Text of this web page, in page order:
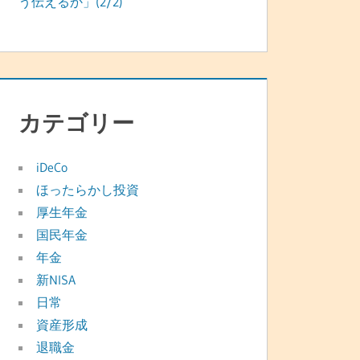
カテゴリー
iDeCo
ほったらかし投資
厚生年金
国民年金
年金
新NISA
日常
資産形成
退職金